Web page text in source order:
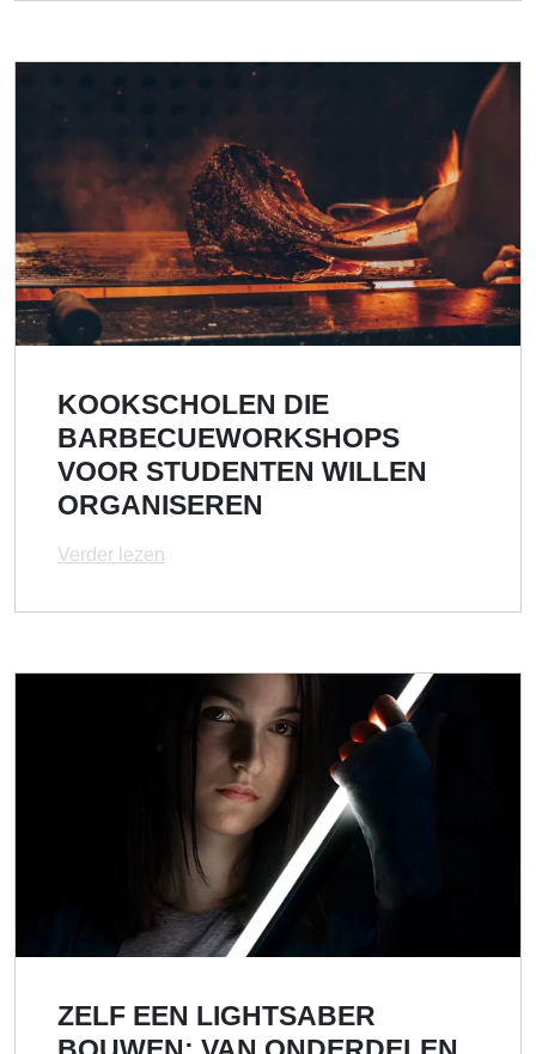
KOOKSCHOLEN DIE
BARBECUEWORKSHOPS
VOOR STUDENTEN WILLEN
ORGANISEREN
Verder lezen
ZELF EEN LIGHTSABER